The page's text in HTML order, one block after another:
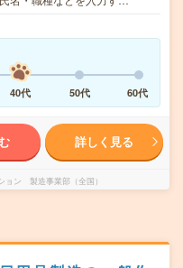
40代 50代 60代
詳しく見る
ョン 製造事業部（全国）